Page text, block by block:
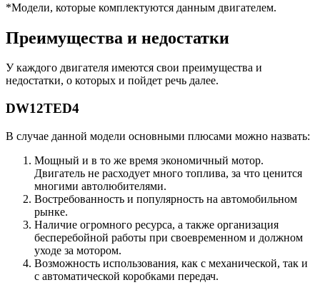
*Модели, которые комплектуются данным двигателем.
Преимущества и недостатки
У каждого двигателя имеются свои преимущества и
недостатки, о которых и пойдет речь далее.
DW12TED4
В случае данной модели основными плюсами можно назвать:
Мощный и в то же время экономичный мотор.
Двигатель не расходует много топлива, за что ценится
многими автолюбителями.
Востребованность и популярность на автомобильном
рынке.
Наличие огромного ресурса, а также организация
бесперебойной работы при своевременном и должном
уходе за мотором.
Возможность использования, как с механической, так и
с автоматической коробками передач.